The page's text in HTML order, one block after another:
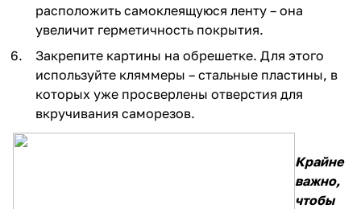
расположить самоклеящуюся ленту – она
увеличит герметичность покрытия.
Закрепите картины на обрешетке. Для этого
используйте кляммеры – стальные пластины, в
которых уже просверлены отверстия для
вкручивания саморезов.
Крайне
важно,
чтобы